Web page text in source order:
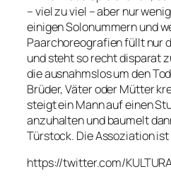
– viel zu viel – aber nur
einigen Solonummern und
Paarchoreografien füllt nur
und steht so recht disparat
die ausnahmslos um den
Brüder, Väter oder Mütter
steigt ein Mann auf einen
anzuhalten und baumelt
Türstock. Die Assoziation
https://twitter.com/